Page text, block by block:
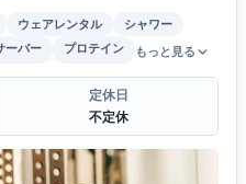
ウェアレンタル
シャワー
ーバー プロテイン もっと見る
定休日
不定休